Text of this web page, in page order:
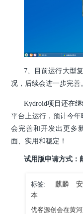
7、目前运行大型
况，后续会进一步完善
Kydroid项目还在
平台上运行，预计今
会完善和开发出更多
面、实用和稳定！
试用版申请方式：
标签: 麒麟
本
优客源创会在黄